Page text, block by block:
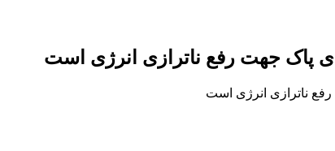
پاک جهت رفع ناترازی انرژی است